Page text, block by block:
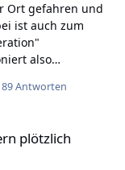
Ort gefahren und
ist auch zum
also
Extension
hatte es 49°C
oder doch?
89 Antworten
plötzlich